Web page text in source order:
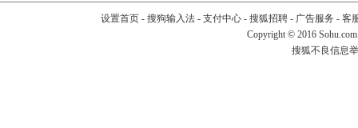
设置首页- 搜狗输入法- 支付中心- 搜狐招聘- 广告服务 - 客
Copyright © 2016
搜狐不良信息